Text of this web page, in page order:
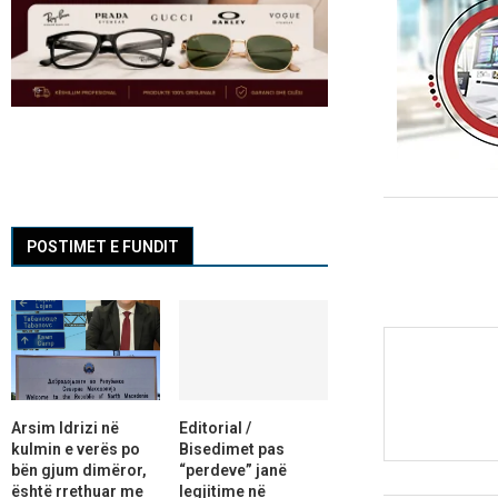
POSTIMET E FUNDIT
Arsim Idrizi në
kulmin e verës po
bën gjum dimëror,
është rrethuar me
Editorial /
Bisedimet pas
“perdeve” janë
legjitime në